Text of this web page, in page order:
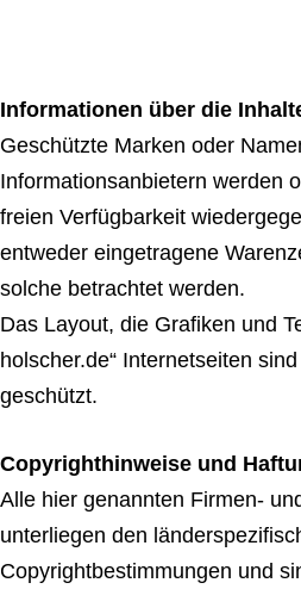
Informationen über die
Geschützte Marken oder
Informationsanbietern werden
freien Verfügbarkeit
entweder eingetragene
solche betrachtet werden.
Das Layout, die Grafiken und
holscher.de“ Internetseiten
geschützt.
Copyrighthinweise und
Alle hier genannten Firmen-
unterliegen den
Copyrightbestimmungen und